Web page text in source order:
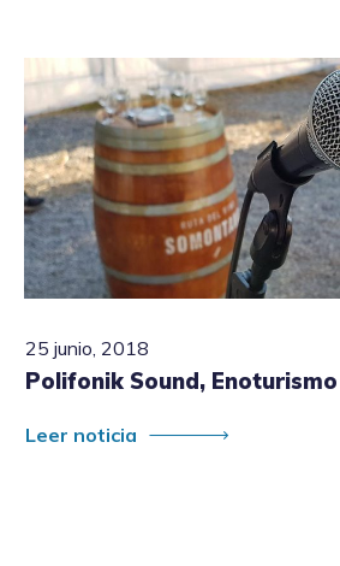
25 junio, 2018
Polifonik Sound,
Leer noticia